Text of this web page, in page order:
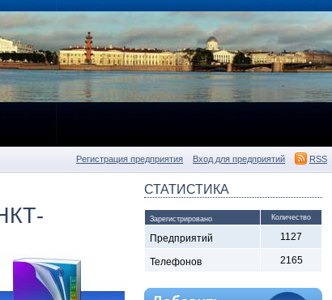
Регистрация предприятия Вход для предприятий RSS
СТАТИСТИКА
Зарегистрировано Количество
Предприятий 1127
Телефонов 2165